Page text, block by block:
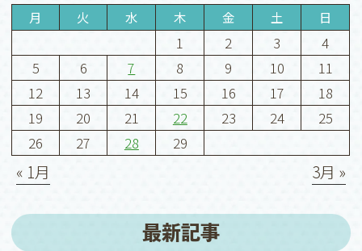
月 火 水 木 金 土 日
1 2 3
4
5
6 7 8 9 10
11
12
13 14 15 16 17
18
19
20 21 22 23 24
25
26
27 28 29
« 1月 3月 »
最新記事